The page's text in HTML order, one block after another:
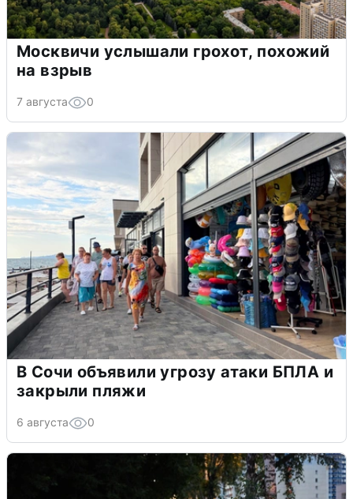
Москвичи услышали грохот, похожий
на взрыв
7 августа 0
В Сочи объявили угрозу атаки БПЛА и
закрыли пляжи
6 августа 0